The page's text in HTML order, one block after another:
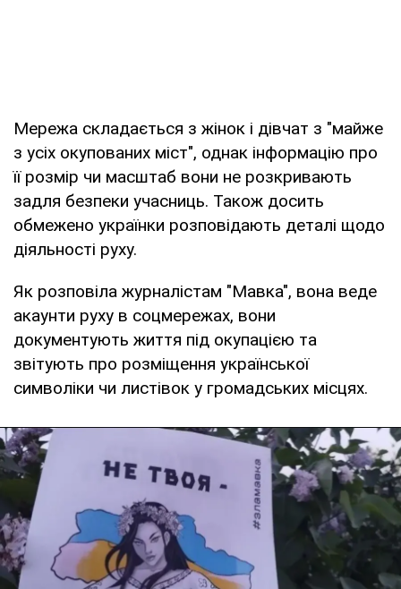
Мережа складається з жінок і дівчат з "майже
з усіх окупованих міст", однак інформацію про
її розмір чи масштаб вони не розкривають
задля безпеки учасниць. Також досить
обмежено українки розповідають деталі щодо
діяльності руху.
Як розповіла журналістам "Мавка", вона веде
акаунти руху в соцмережах, вони
документують життя під окупацією та
звітують про розміщення української
символіки чи листівок у громадських місцях.